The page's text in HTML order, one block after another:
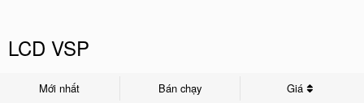
LCD VSP
Mới nhất Bán chạy Giá